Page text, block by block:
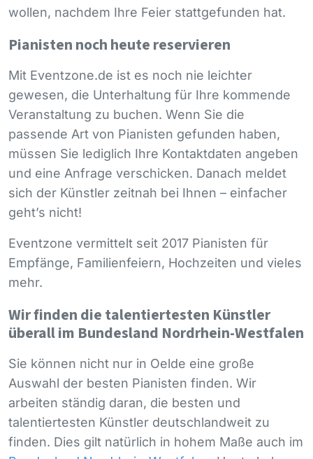
wollen, nachdem Ihre Feier stattgefunden hat.
Pianisten noch heute reservieren
Mit Eventzone.de ist es noch nie leichter
gewesen, die Unterhaltung für Ihre kommende
Veranstaltung zu buchen. Wenn Sie die
passende Art von Pianisten gefunden haben,
müssen Sie lediglich Ihre Kontaktdaten angeben
und eine Anfrage verschicken. Danach meldet
sich der Künstler zeitnah bei Ihnen – einfacher
geht’s nicht!
Eventzone vermittelt seit 2017 Pianisten für
Empfänge, Familienfeiern, Hochzeiten und vieles
mehr.
Wir finden die talentiertesten Künstler
überall im Bundesland Nordrhein-Westfalen
Sie können nicht nur in Oelde eine große
Auswahl der besten Pianisten finden. Wir
arbeiten ständig daran, die besten und
talentiertesten Künstler deutschlandweit zu
finden. Dies gilt natürlich in hohem Maße auch im